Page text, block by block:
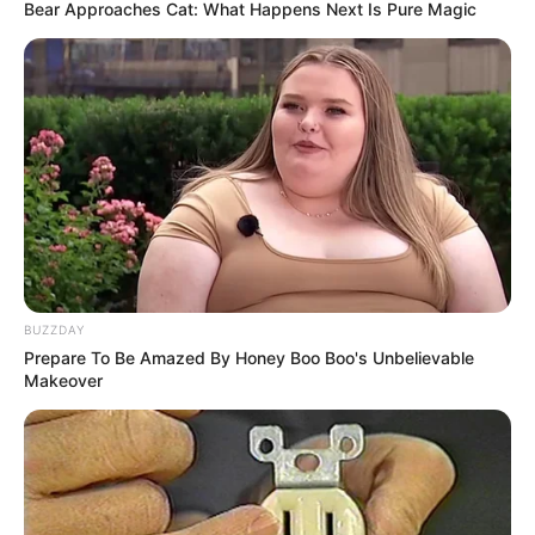
Hauptzutat in herzhaften Aufläufen, als Beilage
in Suppen oder als aromatische Grundlage für
Soßen – Lauch verleiht jedem Gericht eine
feine, würzige Note.
Bear Approaches Cat: What Happens Next Is Pure Magic
BUZZDAY
Prepare To Be Amazed By Honey Boo Boo's Unbelievable
Makeover